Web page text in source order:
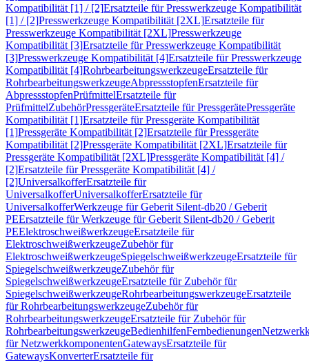
Kompatibilität [1] / [2]Ersatzteile für Presswerkzeuge Kompatibilität
[1] / [2]Presswerkzeuge Kompatibilität [2XL]Ersatzteile für
Presswerkzeuge Kompatibilität [2XL]Presswerkzeuge
Kompatibilität [3]Ersatzteile für Presswerkzeuge Kompatibilität
[3]Presswerkzeuge Kompatibilität [4]Ersatzteile für Presswerkzeuge
Kompatibilität [4]RohrbearbeitungswerkzeugeErsatzteile für
RohrbearbeitungswerkzeugeAbpressstopfenErsatzteile für
AbpressstopfenPrüfmittelErsatzteile für
PrüfmittelZubehörPressgeräteErsatzteile für PressgerätePressgeräte
Kompatibilität [1]Ersatzteile für Pressgeräte Kompatibilität
[1]Pressgeräte Kompatibilität [2]Ersatzteile für Pressgeräte
Kompatibilität [2]Pressgeräte Kompatibilität [2XL]Ersatzteile für
Pressgeräte Kompatibilität [2XL]Pressgeräte Kompatibilität [4] /
[2]Ersatzteile für Pressgeräte Kompatibilität [4] /
[2]UniversalkofferErsatzteile für
UniversalkofferUniversalkofferErsatzteile für
UniversalkofferWerkzeuge für Geberit Silent-db20 / Geberit
PEErsatzteile für Werkzeuge für Geberit Silent-db20 / Geberit
PEElektroschweißwerkzeugeErsatzteile für
ElektroschweißwerkzeugeZubehör für
ElektroschweißwerkzeugeSpiegelschweißwerkzeugeErsatzteile für
SpiegelschweißwerkzeugeZubehör für
SpiegelschweißwerkzeugeErsatzteile für Zubehör für
SpiegelschweißwerkzeugeRohrbearbeitungswerkzeugeErsatzteile
für RohrbearbeitungswerkzeugeZubehör für
RohrbearbeitungswerkzeugeErsatzteile für Zubehör für
RohrbearbeitungswerkzeugeBedienhilfenFernbedienungen
für NetzwerkkomponentenGatewaysErsatzteile für
GatewaysKonverterErsatzteile für